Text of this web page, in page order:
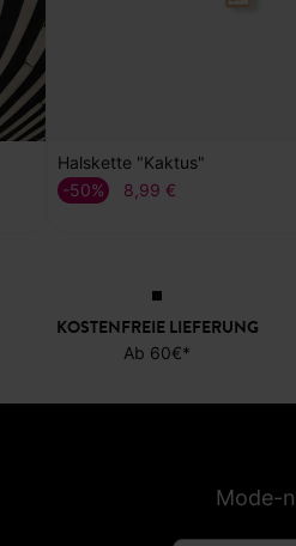
Halskette "Kaktus"
8,99 €
-50%
KOSTENFREIE LIEFERUNG
Ab 60€*
Mode-